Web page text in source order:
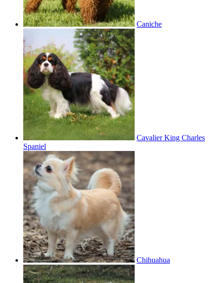
Caniche
Cavalier King Charles
Spaniel
Chihuahua